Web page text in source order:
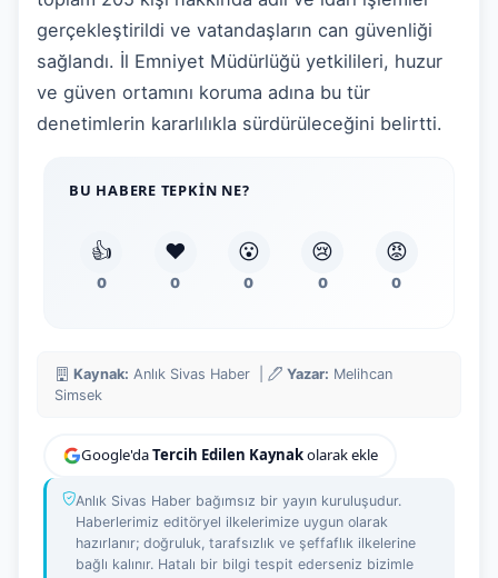
gerçekleştirildi ve vatandaşların can güvenliği
sağlandı. İl Emniyet Müdürlüğü yetkilileri, huzur
ve güven ortamını koruma adına bu tür
denetimlerin kararlılıkla sürdürüleceğini belirtti.
BU HABERE TEPKIN NE?
👍
0
❤️
0
😮
0
😢
0
😡
0
Kaynak: Anlık Sivas Haber | Yazar: Melihcan
Simsek
Google'daTercih Edilen Kaynakolarak ekle
Anlık Sivas Haber bağımsız bir yayın kuruluşudur.
Haberlerimiz editöryel ilkelerimize uygun olarak
hazırlanır; doğruluk, tarafsızlık ve şeffaflık ilkelerine
bağlı kalınır. Hatalı bir bilgi tespit ederseniz bizimle